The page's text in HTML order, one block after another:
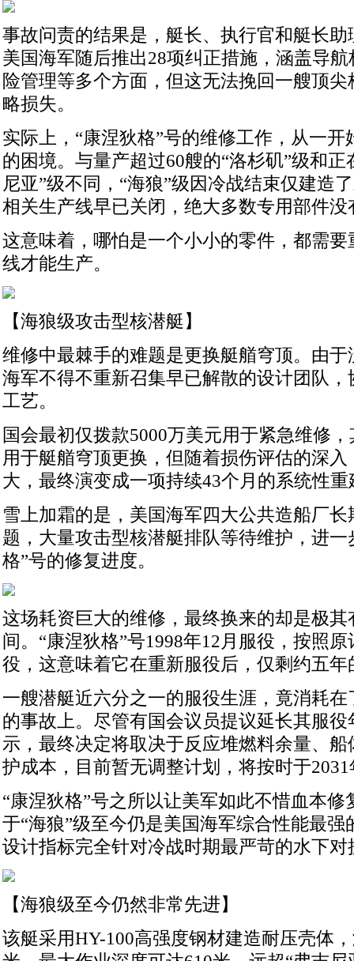
事故问责的结果是，艇长、执行官和艇长
美国海军随后推出28项纠正措施，涵盖导
险管理等多个方面，但这无法挽回一艘顶
略损失。
实际上，“康涅狄格”号的维修工作，从一
的困境。与量产超过60艘的“洛杉矶”级和正
尼亚”级不同，“海狼”级因冷战结束仅建造
相关生产线早已关闭，绝大多数专用部件没
这意味着，哪怕是一个小小的零件，都需
线才能生产。
【海狼级攻击型核潜艇】
维修中最棘手的难题是更换艇艏穹顶。由
海军不得不重新召集早已解散的设计团队
工艺。
国会最初仅拨款5000万美元用于紧急维修
用于艇艏穹顶更换，但随着损伤评估的深
大，最终演变成一项持续43个月的系统性重
雪上加霜的是，美国海军四大公共造船厂
题，大量攻击型核潜艇排队等待维护，进一
格”号的修复进度。
这场耗资巨大的维修，最终换来的却是极其
间。“康涅狄格”号1998年12月服役，按照
役，这意味着它在重新服役后，仅剩约五年
一艘潜艇近六分之一的服役生涯，竟消耗
的事故上。尽管有国会议员提议延长其服
示，最终决定将取决于反应堆燃料余量、
护成本，目前暂无调整计划，将按时于
“康涅狄格”号之所以让美军如此不惜血本修
于“海狼”级至今仍是美国海军综合性能最
设计指标完全针对冷战时期最严苛的水下对
【海狼级至今仍然非常先进】
该艇采用HY-100高强度钢材建造耐压壳体